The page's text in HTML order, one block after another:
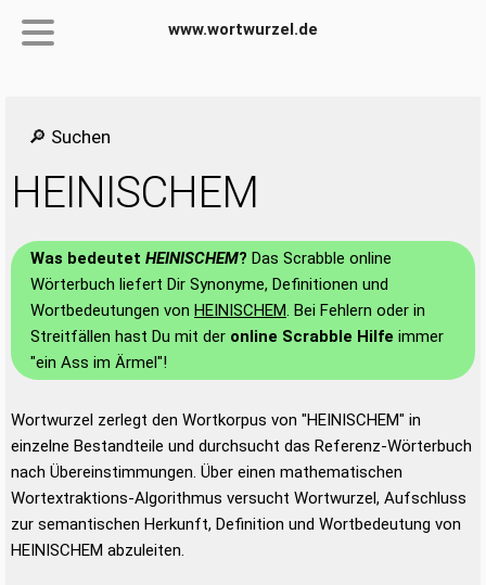
www.wortwurzel.de
🔎 Suchen
HEINISCHEM
Was bedeutet HEINISCHEM? Das Scrabble online
Wörterbuch liefert Dir Synonyme, Definitionen und
Wortbedeutungen von HEINISCHEM. Bei Fehlern oder in
Streitfällen hast Du mit der online Scrabble Hilfe immer
"ein Ass im Ärmel"!
Wortwurzel zerlegt den Wortkorpus von "HEINISCHEM" in
einzelne Bestandteile und durchsucht das Referenz-Wörterbuch
nach Übereinstimmungen. Über einen mathematischen
Wortextraktions-Algorithmus versucht Wortwurzel, Aufschluss
zur semantischen Herkunft, Definition und Wortbedeutung von
HEINISCHEM abzuleiten.